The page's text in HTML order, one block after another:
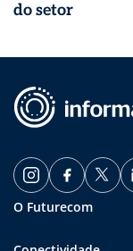
do setor
O Futurecom